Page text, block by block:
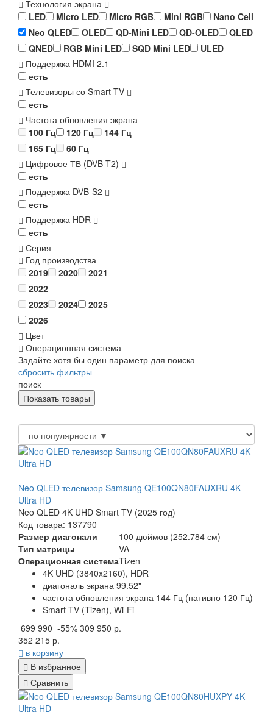
Технология экрана
LED
Micro LED Micro RGB Mini RGB
Nano Cell
Neo QLED
OLED QD-Mini LED QD-OLED
QLED
QNED
RGB Mini LED SQD Mini LED
ULED
Поддержка HDMI 2.1
есть
Телевизоры со Smart TV
есть
Частота обновления экрана
100 Гц
120 Гц
144 Гц
165 Гц
60 Гц
Цифровое ТВ (DVB-T2)
есть
Поддержка DVB-S2
есть
Поддержка HDR
есть
Серия
Год производства
2019
2020
2021
2022
2023
2024
2025
2026
Цвет
Операционная система
Задайте хотя бы один параметр для поиска
сбросить фильтры
поиск
Neo QLED телевизор Samsung QE100QN80FAUXRU 4K
Ultra HD
Neo QLED 4K UHD Smart TV (2025 год)
Код товара: 137790
Размер диагонали
100 дюймов (252.784 см)
Тип матрицы
VA
Операционная системаTizen
4K UHD (3840x2160), HDR
диагональ экрана 99.52"
частота обновления экрана 144 Гц (нативно 120 Гц)
Smart TV (Tizen), Wi-Fi
699 990 -55% 309 950 р.
352 215 р.
в корзину
В избранное
Сравнить